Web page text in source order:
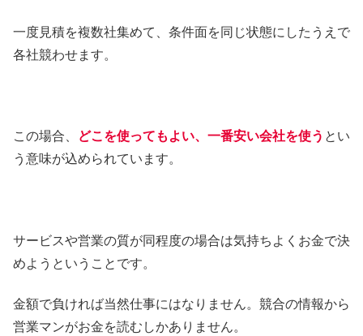
一度見積を複数社集めて、条件面を同じ状態にしたうえで
各社競わせます。
この場合、 どこを使ってもよい、一番安い会社を使う とい
う意味が込められています。
サービスや営業の質が同程度の場合は気持ちよくお金で決
めようということです。
金額で負ければ当然仕事にはなりません。競合の情報から
営業マンがお金を読むしかありません。